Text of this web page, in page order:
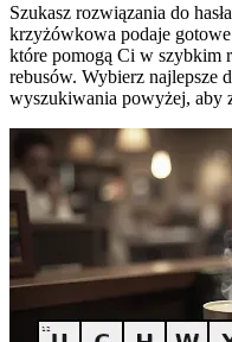
Szukasz rozwiązania do
krzyżówkowa podaje
które pomogą Ci w szybkim
rebusów. Wybierz najlepsze
wyszukiwania powyżej, aby